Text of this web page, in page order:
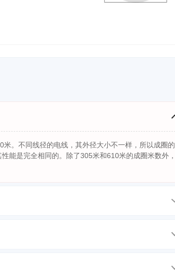
。不同线径的电线，其外径大小不一样，所以成圈的
能是完全相同的。除了305米和610米的成圈米数外，